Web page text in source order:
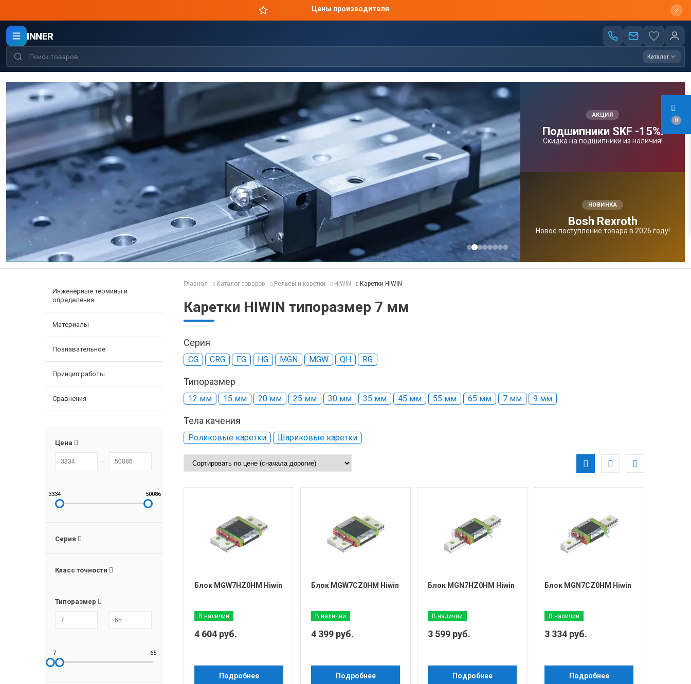
0
Цены производителя
INNER
Каталог
АКЦИЯ
Подшипники SKF -15%!
Скидка на подшипники из наличия!
НОВИНКА
Bosh Rexroth
Новое поступление товара в 2026 году!
Инженерные термины и
определения
Материалы
Познавательное
Принцип работы
Сравнения
Цена
3334 50086
Серия
Класс точности
Типоразмер
7 65
Главная Каталог товаров Рельсы и каретки HIWIN Каретки HIWIN
Каретки HIWIN типоразмер 7 мм
Серия
CG CRG EG HG MGN MGW QH RG
Типоразмер
12 мм 15 мм 20 мм 25 мм 30 мм 35 мм 45 мм 55 мм 65 мм 7 мм 9 мм
Тела качения
Роликовые каретки Шариковые каретки
Блок MGW7HZ0HM Hiwin
В наличии
4 604 руб.
Подробнее
Блок MGW7CZ0HM Hiwin
В наличии
4 399 руб.
Подробнее
Блок MGN7HZ0HM Hiwin
В наличии
3 599 руб.
Подробнее
Блок MGN7CZ0HM Hiwin
В наличии
3 334 руб.
Подробнее